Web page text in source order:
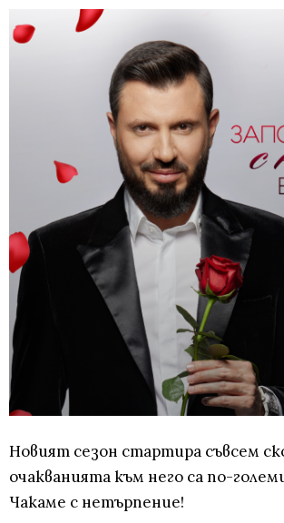
Новият сезон стартира съвсем
очакванията към него са по-
Чакаме с нетърпение!